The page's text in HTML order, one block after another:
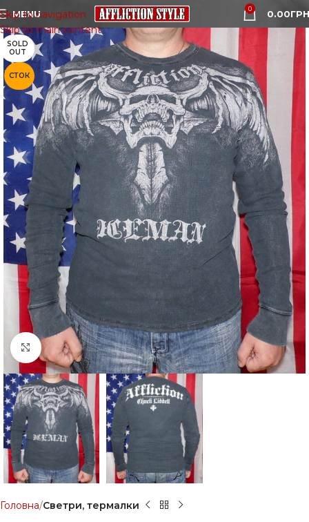
Skip to navigation
Skip to main content
MENU 0 0.00
SOLD
OUT
СТОК
Click to enlarge
Головна Светри, термалки